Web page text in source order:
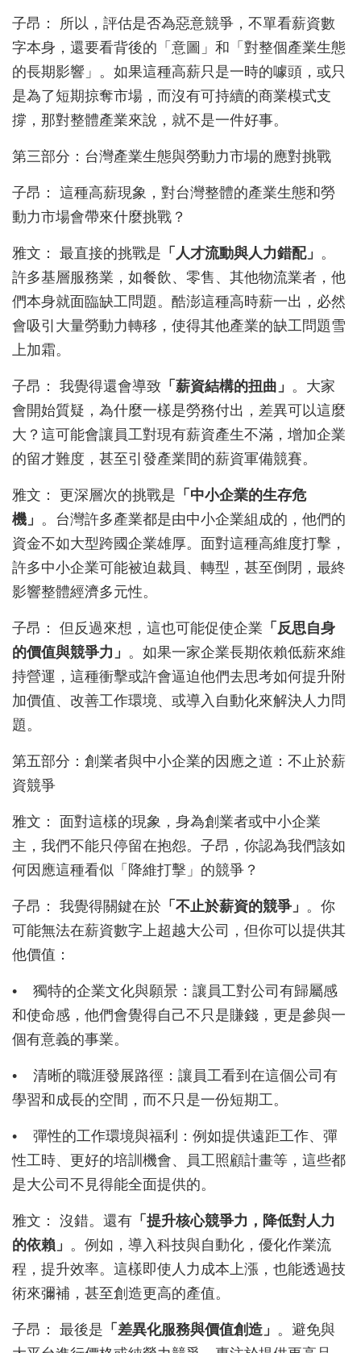
子昂： 所以，評估是否為惡意競爭，不單看薪資數
字本身，還要看背後的「意圖」和「對整個產業生態
的長期影響」。如果這種高薪只是一時的噱頭，或只
是為了短期掠奪市場，而沒有可持續的商業模式支
撐，那對整體產業來說，就不是一件好事。
第三部分：台灣產業生態與勞動力市場的應對挑戰
子昂： 這種高薪現象，對台灣整體的產業生態和勞
動力市場會帶來什麼挑戰？
雅文： 最直接的挑戰是 「人才流動與人力錯配」 。
許多基層服務業，如餐飲、零售、其他物流業者，他
們本身就面臨缺工問題。酷澎這種高時薪一出，必然
會吸引大量勞動力轉移，使得其他產業的缺工問題雪
上加霜。
子昂： 我覺得還會導致 「薪資結構的扭曲」 。大家
會開始質疑，為什麼一樣是勞務付出，差異可以這麼
大？這可能會讓員工對現有薪資產生不滿，增加企業
的留才難度，甚至引發產業間的薪資軍備競賽。
雅文： 更深層次的挑戰是 「中小企業的生存危
機」 。台灣許多產業都是由中小企業組成的，他們的
資金不如大型跨國企業雄厚。面對這種高維度打擊，
許多中小企業可能被迫裁員、轉型，甚至倒閉，最終
影響整體經濟多元性。
子昂： 但反過來想，這也可能促使企業 「反思自身
的價值與競爭力」 。如果一家企業長期依賴低薪來維
持營運，這種衝擊或許會逼迫他們去思考如何提升附
加價值、改善工作環境、或導入自動化來解決人力問
題。
第五部分：創業者與中小企業的因應之道：不止於薪
資競爭
雅文： 面對這樣的現象，身為創業者或中小企業
主，我們不能只停留在抱怨。子昂，你認為我們該如
何因應這種看似「降維打擊」的競爭？
子昂： 我覺得關鍵在於 「不止於薪資的競爭」 。你
可能無法在薪資數字上超越大公司，但你可以提供其
他價值：
•
獨特的企業文化與願景：讓員工對公司有歸屬感
和使命感，他們會覺得自己不只是賺錢，更是參與一
個有意義的事業。
•
清晰的職涯發展路徑：讓員工看到在這個公司有
學習和成長的空間，而不只是一份短期工。
•
彈性的工作環境與福利：例如提供遠距工作、彈
性工時、更好的培訓機會、員工照顧計畫等，這些都
是大公司不見得能全面提供的。
雅文： 沒錯。還有 「提升核心競爭力，降低對人力
的依賴」 。例如，導入科技與自動化，優化作業流
程，提升效率。這樣即使人力成本上漲，也能透過技
術來彌補，甚至創造更高的產值。
子昂： 最後是 「差異化服務與價值創造」 。避免與